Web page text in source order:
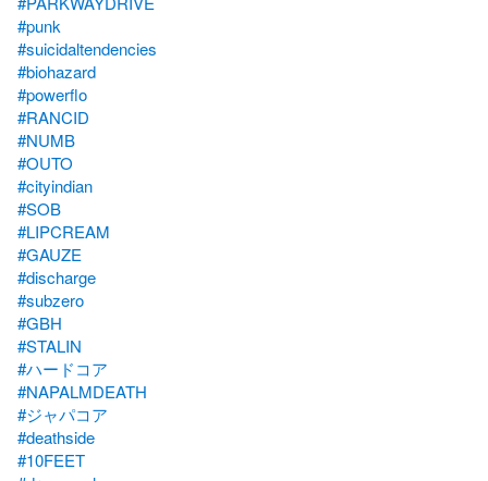
#punk
#suicidaltendencies
#biohazard
#powerflo
#RANCID
#NUMB
#OUTO
#cityindian
#SOB
#LIPCREAM
#GAUZE
#discharge
#subzero
#GBH
#STALIN
#ハードコア
#NAPALMDEATH
#ジャパコア
#deathside
#10FEET